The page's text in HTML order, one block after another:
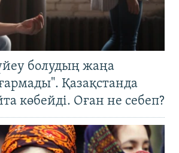
болудың жаңа
Қазақстанда
көбейді. Оған не себеп?